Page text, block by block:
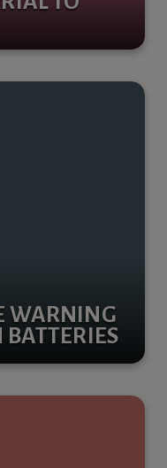
WARNING